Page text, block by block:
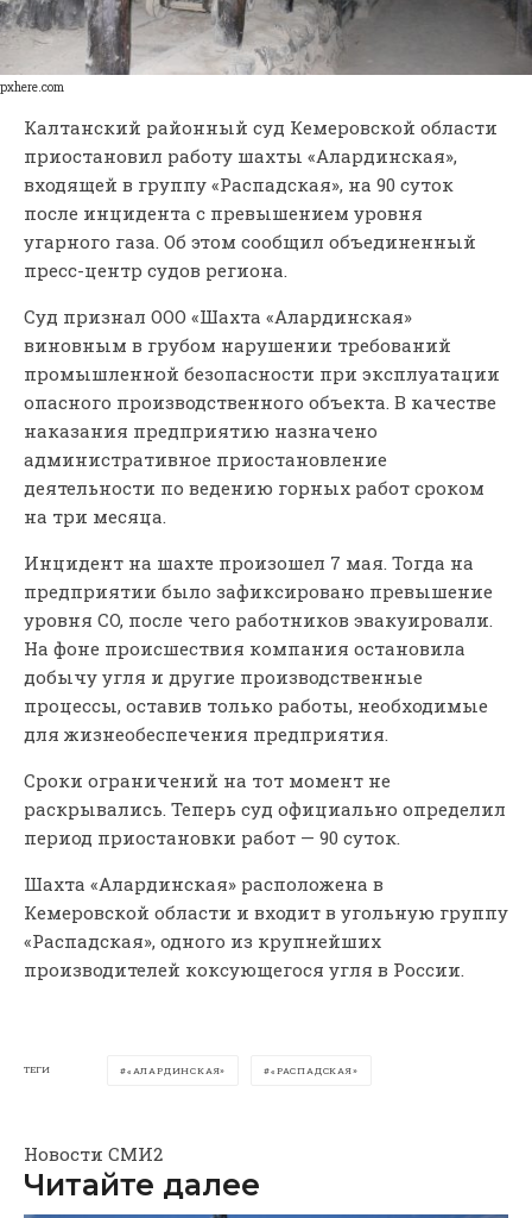
pxhere.com
Калтанский районный суд Кемеровской области
приостановил работу шахты «Алардинская»,
входящей в группу «Распадская», на 90 суток
после инцидента с превышением уровня
угарного газа. Об этом сообщил объединенный
пресс-центр судов региона.
Суд признал ООО «Шахта «Алардинская»
виновным в грубом нарушении требований
промышленной безопасности при эксплуатации
опасного производственного объекта. В качестве
наказания предприятию назначено
административное приостановление
деятельности по ведению горных работ сроком
на три месяца.
Инцидент на шахте произошел 7 мая. Тогда на
предприятии было зафиксировано превышение
уровня CO, после чего работников эвакуировали.
На фоне происшествия компания остановила
добычу угля и другие производственные
процессы, оставив только работы, необходимые
для жизнеобеспечения предприятия.
Сроки ограничений на тот момент не
раскрывались. Теперь суд официально определил
период приостановки работ — 90 суток.
Шахта «Алардинская» расположена в
Кемеровской области и входит в угольную группу
«Распадская», одного из крупнейших
производителей коксующегося угля в России.
ТЕГИ «АЛАРДИНСКАЯ» «РАСПАДСКАЯ»
Новости СМИ2
Читайте далее